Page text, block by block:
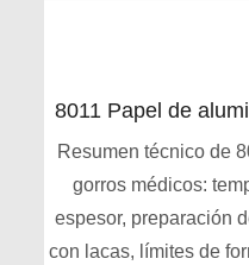
8011 Papel de
Resumen técnico de
gorros médicos:
espesor, preparación
con lacas, límites de